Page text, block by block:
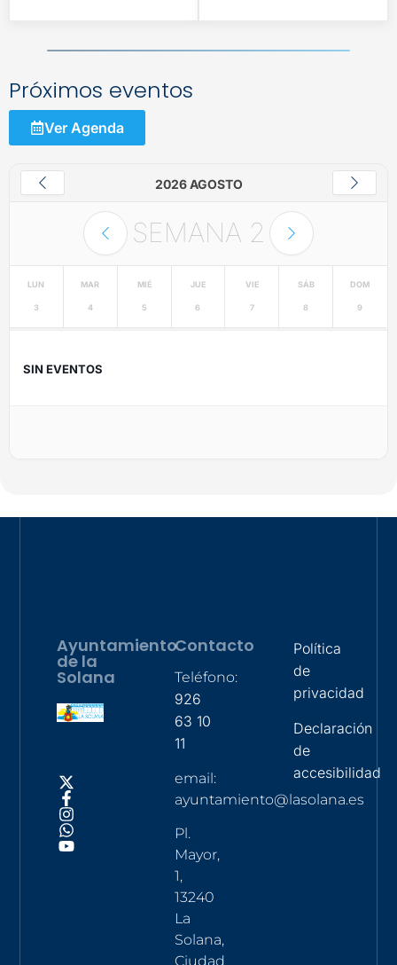
Próximos eventos
Ver Agenda
2026 AGOSTO
SEMANA 2
LUN
3
MAR
4
MIÉ
5
JUE
6
VIE
7
SÁB
8
DOM
9
SIN EVENTOS
Ayuntamiento
de la
Solana
Contacto
Teléfono:
926
63 10
11
email:
ayuntamiento@lasolana.es
Pl.
Mayor,
1,
13240
La
Solana,
Ciudad
Política
de
privacidad
Declaración
de
accesibilidad